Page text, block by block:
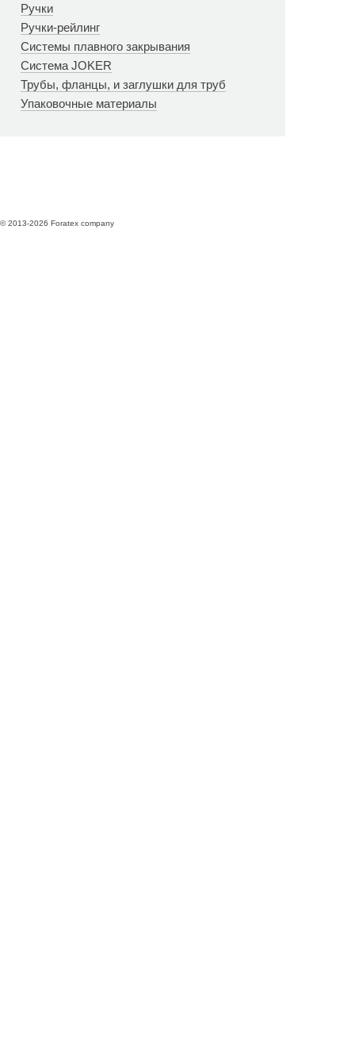
Ручки
Ручки-рейлинг
Системы плавного закрывания
Система JOKER
Трубы, фланцы, и заглушки для труб
Упаковочные материалы
© 2013-2026 Foratex company